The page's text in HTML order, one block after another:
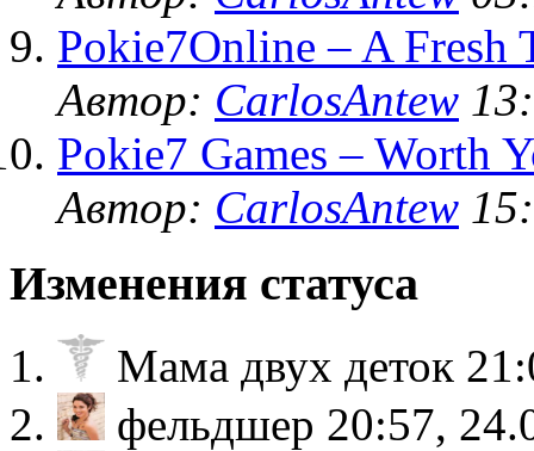
Pokie7Online – A Fresh
Автор: CarlosAntew
Pokie7 Games – Worth
Автор: CarlosAntew
Изменения статуса
Мама двух деток
фельдшер 20:57,